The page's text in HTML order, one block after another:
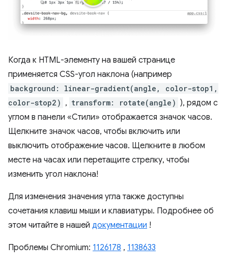
Когда к HTML-элементу на вашей странице
применяется CSS-угол наклона (например
background: linear-gradient(angle, color-stop1,
color-stop2) , transform: rotate(angle) ), рядом с
углом в панели «Стили» отображается значок часов.
Щелкните значок часов, чтобы включить или
выключить отображение часов. Щелкните в любом
месте на часах или перетащите стрелку, чтобы
изменить угол наклона!
Для изменения значения угла также доступны
сочетания клавиш мыши и клавиатуры. Подробнее об
этом читайте в нашей документации !
Проблемы Chromium: 1126178 , 1138633